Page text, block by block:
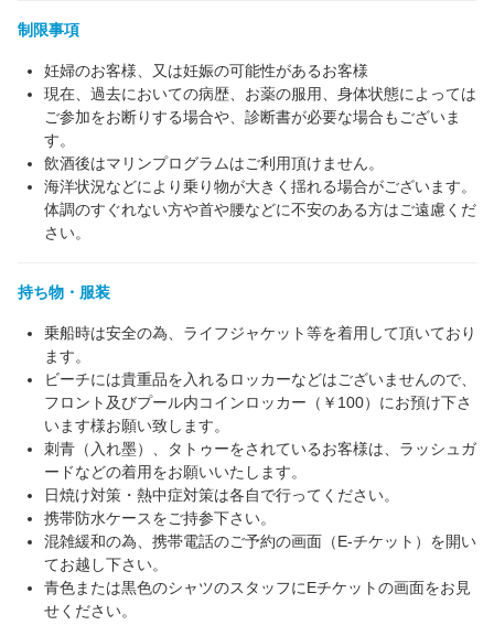
制限事項
妊婦のお客様、又は妊娠の可能性があるお客様
現在、過去においての病歴、お薬の服用、身体状態によっては
ご参加をお断りする場合や、診断書が必要な場合もございま
す。
飲酒後はマリンプログラムはご利用頂けません。
海洋状況などにより乗り物が大きく揺れる場合がございます。
体調のすぐれない方や首や腰などに不安のある方はご遠慮くだ
さい。
持ち物・服装
乗船時は安全の為、ライフジャケット等を着用して頂いており
ます。
ビーチには貴重品を入れるロッカーなどはございませんので、
フロント及びプール内コインロッカー（￥100）にお預け下さ
います様お願い致します。
刺青（入れ墨）、タトゥーをされているお客様は、ラッシュガ
ードなどの着用をお願いいたします。
日焼け対策・熱中症対策は各自で行ってください。
携帯防水ケースをご持参下さい。
混雑緩和の為、携帯電話のご予約の画面（E-チケット）を開い
てお越し下さい。
青色または黒色のシャツのスタッフにEチケットの画面をお見
せください。